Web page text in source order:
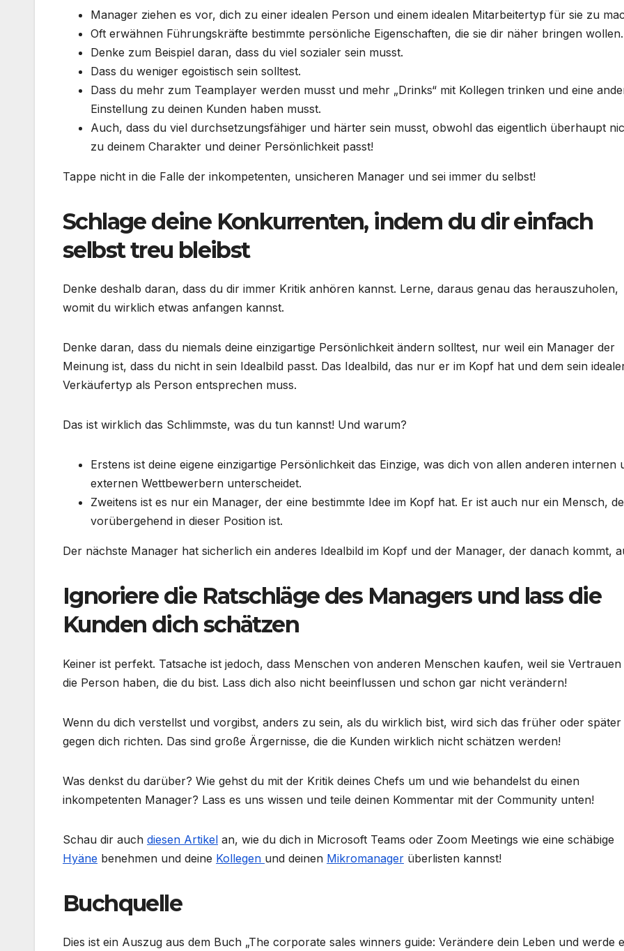
Manager ziehen es vor, dich zu einer idealen Person und einem idealen Mitarbeitertyp für sie zu
Oft erwähnen Führungskräfte bestimmte persönliche Eigenschaften, die sie dir näher bringen wollen.
Denke zum Beispiel daran, dass du viel sozialer sein musst.
Dass du weniger egoistisch sein solltest.
Dass du mehr zum Teamplayer werden musst und mehr „Drinks“ mit Kollegen trinken und eine
Einstellung zu deinen Kunden haben musst.
Auch, dass du viel durchsetzungsfähiger und härter sein musst, obwohl das eigentlich überhaupt
zu deinem Charakter und deiner Persönlichkeit passt!
Tappe nicht in die Falle der inkompetenten, unsicheren Manager und sei immer du selbst!
Schlage deine Konkurrenten, indem du dir einfach
selbst treu bleibst
Denke deshalb daran, dass du dir immer Kritik anhören kannst. Lerne, daraus genau das herauszuholen,
womit du wirklich etwas anfangen kannst.
Denke daran, dass du niemals deine einzigartige Persönlichkeit ändern solltest, nur weil ein Manager der
Meinung ist, dass du nicht in sein Idealbild passt. Das Idealbild, das nur er im Kopf hat und dem sein
Verkäufertyp als Person entsprechen muss.
Das ist wirklich das Schlimmste, was du tun kannst! Und warum?
Erstens ist deine eigene einzigartige Persönlichkeit das Einzige, was dich von allen anderen internen
externen Wettbewerbern unterscheidet.
Zweitens ist es nur ein Manager, der eine bestimmte Idee im Kopf hat. Er ist auch nur ein Mensch,
vorübergehend in dieser Position ist.
Der nächste Manager hat sicherlich ein anderes Idealbild im Kopf und der Manager, der danach kommt,
Ignoriere die Ratschläge des Managers und lass die
Kunden dich schätzen
Keiner ist perfekt. Tatsache ist jedoch, dass Menschen von anderen Menschen kaufen, weil sie Vertrauen
die Person haben, die du bist. Lass dich also nicht beeinflussen und schon gar nicht verändern!
Wenn du dich verstellst und vorgibst, anders zu sein, als du wirklich bist, wird sich das früher oder später
gegen dich richten. Das sind große Ärgernisse, die die Kunden wirklich nicht schätzen werden!
Was denkst du darüber? Wie gehst du mit der Kritik deines Chefs um und wie behandelst du einen
inkompetenten Manager? Lass es uns wissen und teile deinen Kommentar mit der Community unten!
Schau dir auch diesen Artikel an, wie du dich in Microsoft Teams oder Zoom Meetings wie eine schäbige
Hyäne benehmen und deine Kollegen und deinen Mikromanager überlisten kannst!
Buchquelle
Dies ist ein Auszug aus dem Buch „The corporate sales winners guide: Verändere dein Leben und werde